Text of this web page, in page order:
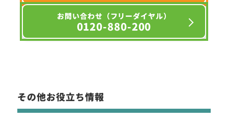
お問い合わせ（フリーダイヤル）
0120-880-200
その他お役立ち情報